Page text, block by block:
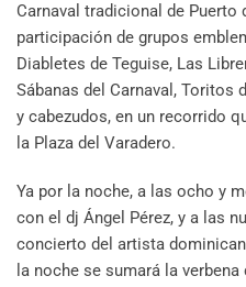
Carnaval tradicional de Puerto
participación de grupos
Diabletes de Teguise, Las
Sábanas del Carnaval, Toritos
y cabezudos, en un recorrido
la Plaza del Varadero.
Ya por la noche, a las ocho y
con el dj Ángel Pérez, y a las
concierto del artista
la noche se sumará la